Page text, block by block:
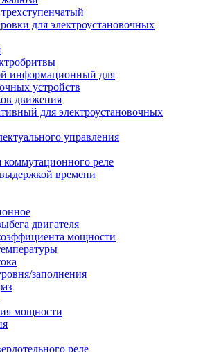
для электроустановочных
информационный для
устройств
движения
для электроустановочных
управления
коммутационного реле
времени
двигателя
мощности
заполнения
мощности
реле